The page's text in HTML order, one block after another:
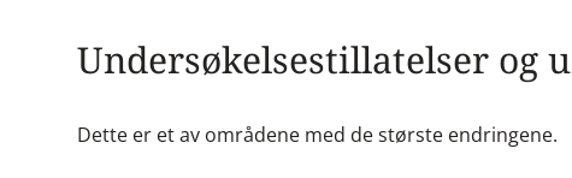
Undersøkelsestillatelser og
Dette er et av områdene med de største endringene.